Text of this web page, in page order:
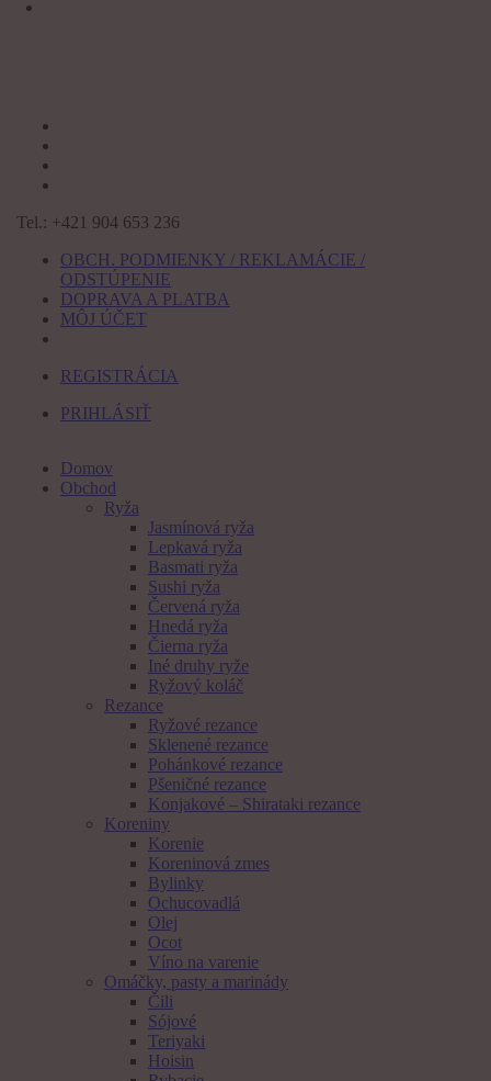
Tel.: +421 904 653 236
OBCH. PODMIENKY / REKLAMÁCIE /
ODSTÚPENIE
DOPRAVA A PLATBA
MÔJ ÚČET
REGISTRÁCIA
PRIHLÁSIŤ
Domov
Obchod
Ryža
Jasmínová ryža
Lepkavá ryža
Basmati ryža
Sushi ryža
Červená ryža
Hnedá ryža
Čierna ryža
Iné druhy ryže
Ryžový koláč
Rezance
Ryžové rezance
Sklenené rezance
Pohánkové rezance
Pšeničné rezance
Konjakové – Shirataki rezance
Koreniny
Korenie
Koreninová zmes
Bylinky
Ochucovadlá
Olej
Ocot
Víno na varenie
Omáčky, pasty a marinády
Čili
Sójové
Teriyaki
Hoisin